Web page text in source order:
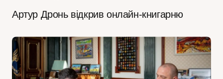
Артур Дронь відкрив онлайн-книгарню